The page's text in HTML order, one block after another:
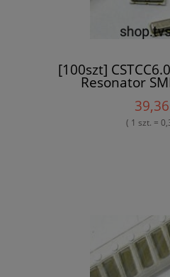
[100szt]
Resonator
39,36
( 1 szt. =